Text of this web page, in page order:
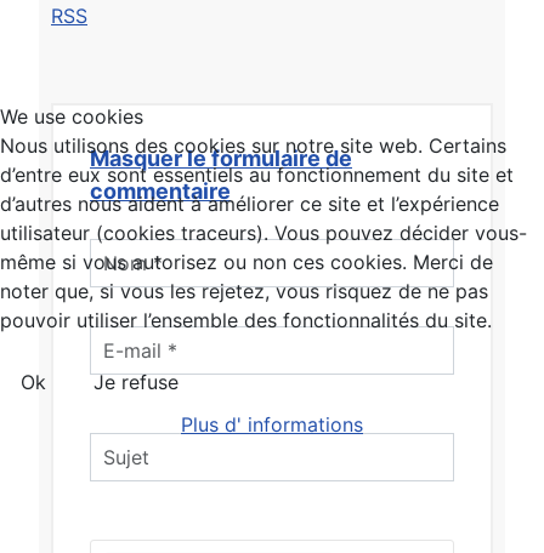
RSS
Masquer le formulaire de
commentaire
We use cookies
Nous utilisons des cookies sur notre site web. Certains
d’entre eux sont essentiels au fonctionnement du site et
d’autres nous aident à améliorer ce site et l’expérience
utilisateur (cookies traceurs). Vous pouvez décider vous-
même si vous autorisez ou non ces cookies. Merci de
noter que, si vous les rejetez, vous risquez de ne pas
pouvoir utiliser l’ensemble des fonctionnalités du site.
Ok
Je refuse
Plus d' informations